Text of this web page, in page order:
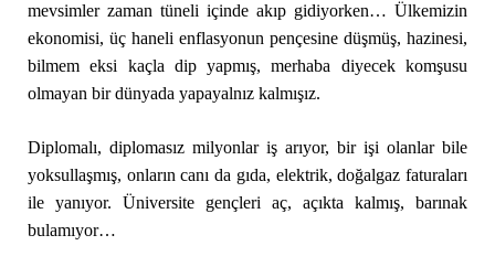
mevsimler zaman tüneli içinde akıp gidiyorken… Ülkemizin
ekonomisi, üç haneli enflasyonun pençesine düşmüş, hazinesi,
bilmem eksi kaçla dip yapmış, merhaba diyecek komşusu
olmayan bir dünyada yapayalnız kalmışız.
Diplomalı, diplomasız milyonlar iş arıyor, bir işi olanlar bile
yoksullaşmış, onların canı da gıda, elektrik, doğalgaz faturaları
ile yanıyor. Üniversite gençleri aç, açıkta kalmış, barınak
bulamıyor…